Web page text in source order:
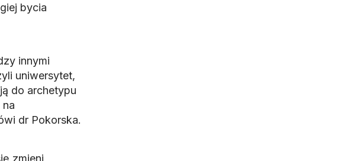
bycia
innymi
uniwersytet,
do archetypu
dr Pokorska.
zmieni,